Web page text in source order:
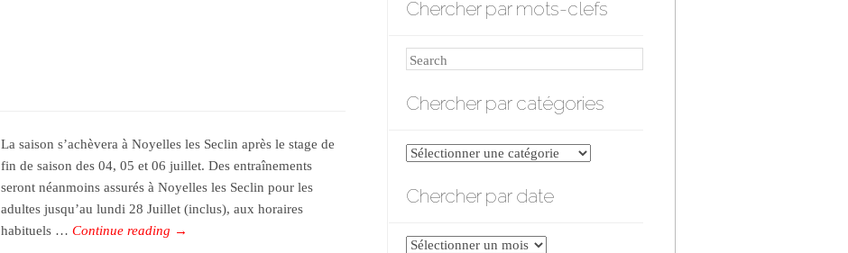
La saison s’achèvera à Noyelles les Seclin après le stage de
fin de saison des 04, 05 et 06 juillet. Des entraînements
seront néanmoins assurés à Noyelles les Seclin pour les
adultes jusqu’au lundi 28 Juillet (inclus), aux horaires
habituels …Continue reading →
Chercher par mots-clefs
Search
Chercher par catégories
Chercher
catégories
Chercher par date
Chercher